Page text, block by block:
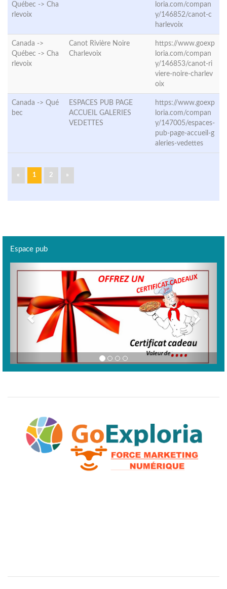
Québec -> Cha
rlevoix
loria.com/compan
y/146852/canot-c
harlevoix
Canada ->
Québec -> Cha
rlevoix
Canot Rivière Noire
Charlevoix
https://www.goexp
loria.com/compan
y/146853/canot-ri
viere-noire-charlev
oix
Canada -> Qué
bec
ESPACES PUB PAGE
ACCUEIL GALERIES
VEDETTES
https://www.goexp
loria.com/compan
y/147005/espaces-
pub-page-accueil-g
aleries-vedettes
« 1 2 »
Espace pub